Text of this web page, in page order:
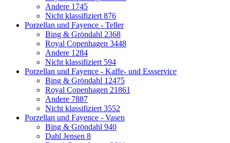
Andere 1745
Nicht klassifiziert 876
Porzellan und Fayence - Teller
Bing & Gröndahl 2368
Royal Copenhagen 3448
Andere 1284
Nicht klassifiziert 594
Porzellan und Fayence - Kaffe- und Essservice
Bing & Gröndahl 12475
Royal Copenhagen 21861
Andere 7887
Nicht klassifiziert 3552
Porzellan und Fayence - Vasen
Bing & Gröndahl 940
Dahl Jensen 8